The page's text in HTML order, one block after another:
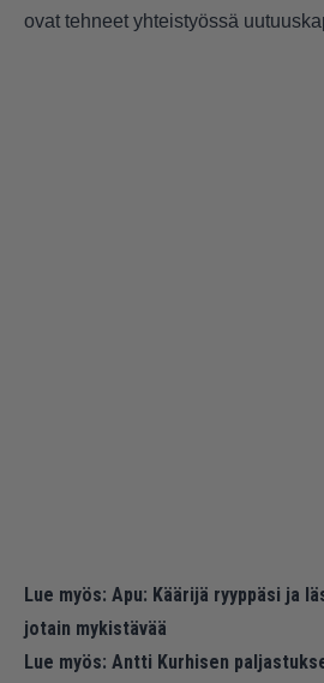
ovat tehneet yhteistyössä
Lue myös: Apu: Käärijä ryyppäsi ja
jotain mykistävää
Lue myös: Antti Kurhisen